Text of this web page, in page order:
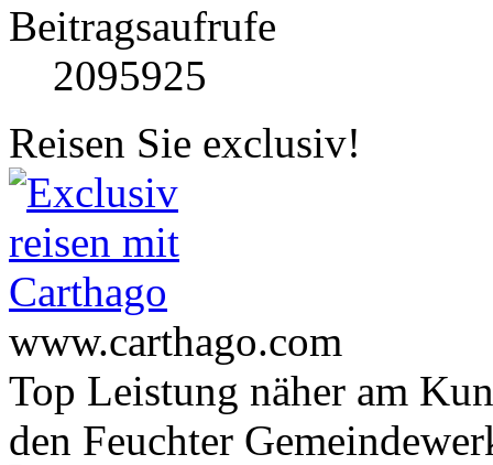
Beitragsaufrufe
2095925
Reisen Sie exclusiv!
www.carthago.com
Top Leistung näher am
den Feuchter